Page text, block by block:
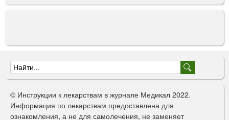
Ф
о
р
© Инструкции к лекарствам в журнале Медикал 2022.
Информация по лекарствам предоставлена для
ознакомления, а не для самолечения, не заменяет